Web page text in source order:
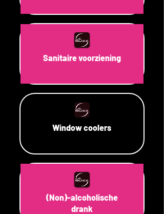
Sanitaire voorziening
Window coolers
(Non)-alcoholische
drank